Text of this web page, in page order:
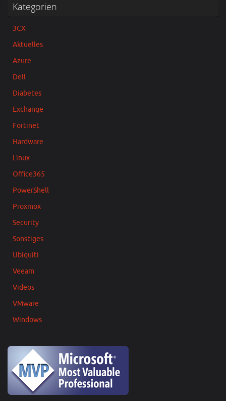
Kategorien
3CX
Aktuelles
Azure
Dell
Diabetes
Exchange
Fortinet
Hardware
Linux
Office365
PowerShell
Proxmox
Security
Sonstiges
Ubiquiti
Veeam
Videos
VMware
Windows